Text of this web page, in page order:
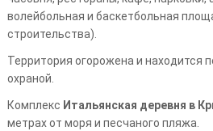
волейбольная и баскетбольная
строительства).
Территория огорожена и находится
охраной.
Комплекс Итальянская деревня в
метрах от моря и песчаного пляжа.